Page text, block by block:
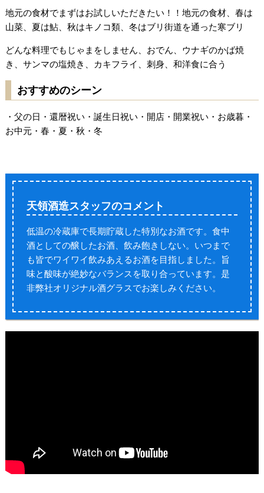
地元の食材でまずはお試しいただきたい！！地元の食材、春は
山菜、夏は鮎、秋はキノコ類、冬はブリ街道を通った寒ブリ
どんな料理でもじゃまをしません、おでん、ウナギのかば焼
き、サンマの塩焼き、カキフライ、刺身、和洋食に合う
おすすめのシーン
・父の日・還暦祝い・誕生日祝い・開店・開業祝い・お歳暮・
お中元・春・夏・秋・冬
天領酒造スタッフのコメント
低温の冷蔵庫で長期貯蔵した特別なお酒です。食中
酒としての醸したお酒、飲み飽きしない。いつまで
も皆でワイワイ飲みあえるお酒を目指しました。旨
味と酸味が絶妙なバランスを取り合っています。是
非弊社オリジナル酒グラスでお楽しみください。